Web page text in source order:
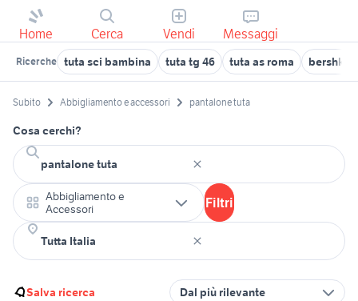
Home Cerca Vendi Messaggi
Ricerche tuta sci bambina tuta tg 46 tuta as roma bershka
Subito Abbigliamento e accessori pantalone tuta
Cosa cerchi?
Abbigliamento e
Accessori
Filtri
Salva ricerca Dal più rilevante